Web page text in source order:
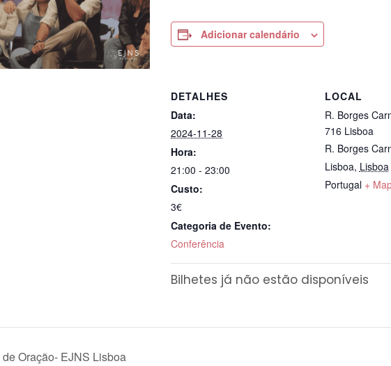
Adicionar calendário
DETALHES
Data:
2024-11-28
Hora:
21:00 - 23:00
Custo:
3€
Categoria de Evento:
Conferência
LOCAL
R. Borges
716 Lisboa
R. Borges
Lisboa, Lisboa
Portugal +
Bilhetes já não estão disponíveis
de Oração- EJNS Lisboa